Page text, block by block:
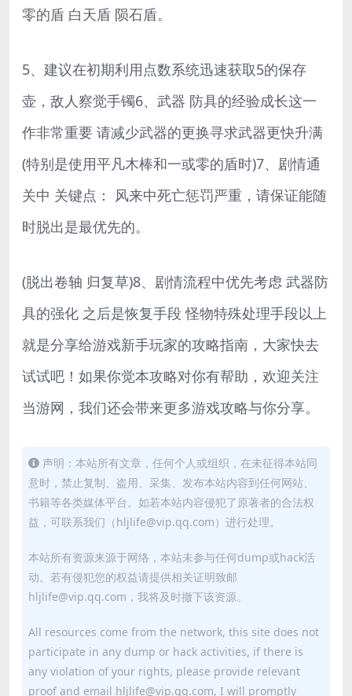
零的盾 白天盾 陨石盾。
5、建议在初期利用点数系统迅速获取5的保存
壶，敌人察觉手镯6、武器 防具的经验成长这一
作非常重要 请减少武器的更换寻求武器更快升满
(特别是使用平凡木棒和一或零的盾时)7、剧情通
关中 关键点： 风来中死亡惩罚严重，请保证能随
时脱出是最优先的。
(脱出卷轴 归复草)8、剧情流程中优先考虑 武器防
具的强化 之后是恢复手段 怪物特殊处理手段以上
就是分享给游戏新手玩家的攻略指南，大家快去
试试吧！如果你觉本攻略对你有帮助，欢迎关注
当游网，我们还会带来更多游戏攻略与你分享。
声明：本站所有文章，任何个人或组织，在未征得本站同
意时，禁止复制、盗用、采集、发布本站内容到任何网站、
书籍等各类媒体平台。如若本站内容侵犯了原著者的合法权
益，可联系我们（hljlife@vip.qq.com）进行处理。
本站所有资源来源于网络，本站未参与任何dump或hack活
动。若有侵犯您的权益请提供相关证明致邮
hljlife@vip.qq.com，我将及时撤下该资源。
All resources come from the network, this site does not
participate in any dump or hack activities, if there is
any violation of your rights, please provide relevant
proof and email hljlife@vip.qq.com, I will promptly